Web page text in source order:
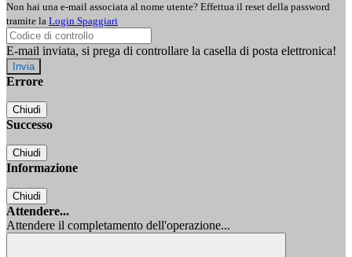
Non hai una e-mail associata al nome utente? Effettua il reset della password
tramite la Login Spaggiari
E-mail inviata, si prega di controllare la casella di posta elettronica!
Errore
Chiudi
Successo
Chiudi
Informazione
Chiudi
Attendere...
Attendere il completamento dell'operazione...